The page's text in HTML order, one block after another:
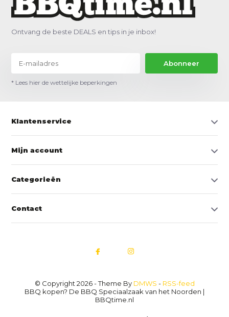
Ontvang de beste DEALS en tips in je inbox!
Abonneer
* Lees hier de wettelijke beperkingen
Klantenservice
Mijn account
Categorieën
Contact
© Copyright 2026 - Theme By DMWS - RSS-feed
BBQ kopen? De BBQ Speciaalzaak van het Noorden |
BBQtime.nl